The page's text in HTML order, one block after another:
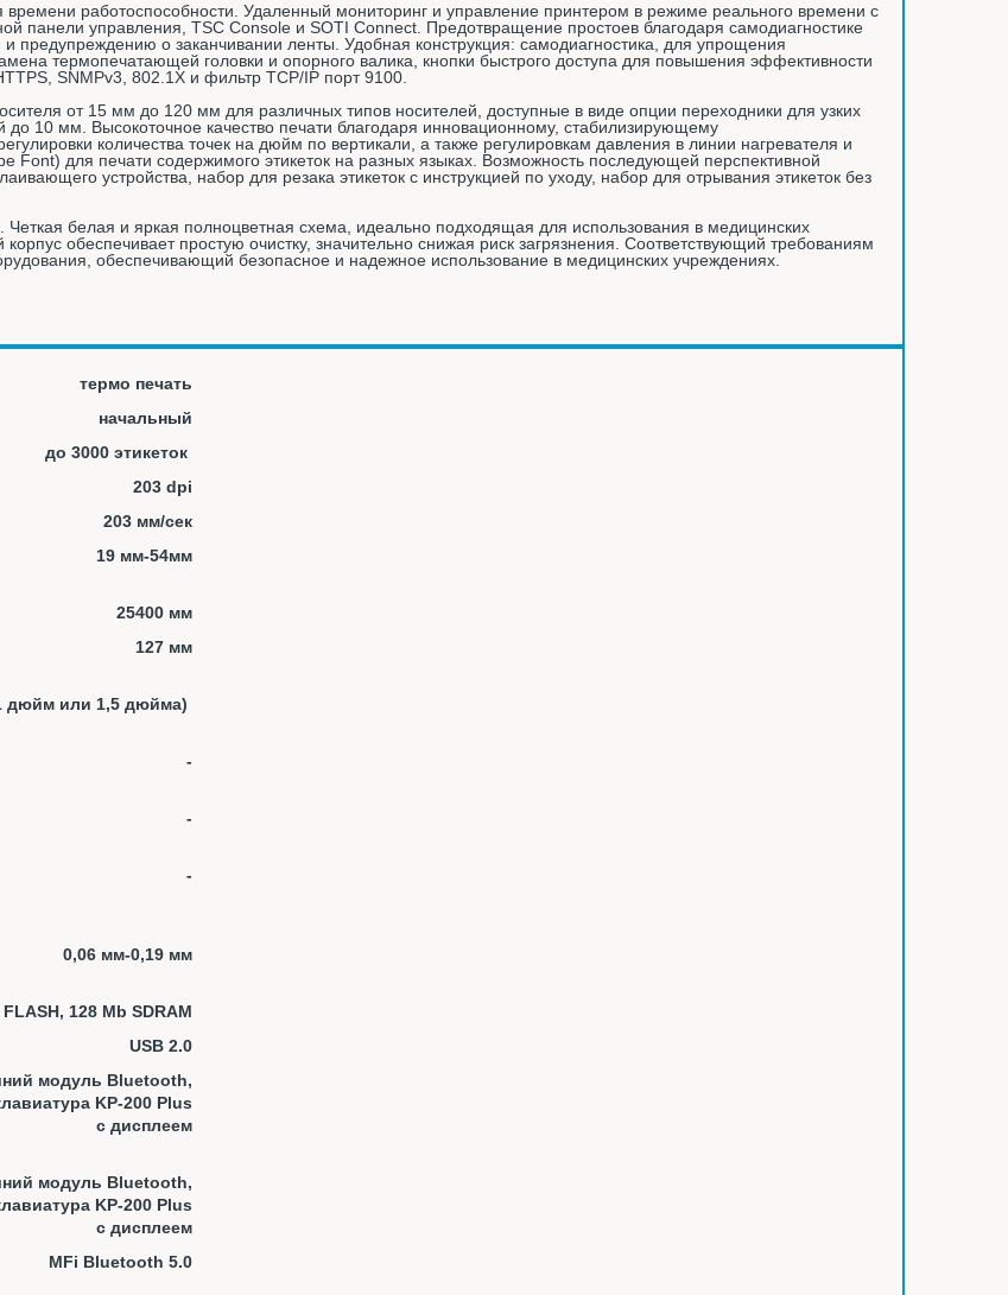
работоспособности. Удаленный мониторинг и управление принтером в режиме реального времени с
панели управления, TSC Console и SOTI Connect. Предотвращение простоев благодаря самодиагностике
предупреждению о заканчивании ленты. Удобная конструкция: самодиагностика, для упрощения
термопечатающей головки и опорного валика, кнопки быстрого доступа для повышения эффективности
SNMPv3, 802.1X и фильтр TCP/IP порт 9100.
от 15 мм до 120 мм для различных типов носителей, доступные в виде опции переходники для узких
до 10 мм. Высокоточное качество печати благодаря инновационному, стабилизирующему
количества точек на дюйм по вертикали, а также регулировкам давления в линии нагревателя и
для печати содержимого этикеток на разных языках. Возможность последующей перспективной
устройства, набор для резака этикеток с инструкцией по уходу, набор для отрывания этикеток без
белая и яркая полноцветная схема, идеально подходящая для использования в медицинских
обеспечивает простую очистку, значительно снижая риск загрязнения. Соответствующий требованиям
обеспечивающий безопасное и надежное использование в медицинских учреждениях.
термо печать
начальный
до 3000 этикеток
203 dpi
203 мм/сек
19 мм-54мм
25400 мм
127 мм
дюйм или 1,5 дюйма)
-
-
-
0,06 мм-0,19 мм
128 Mb SDRAM
USB 2.0
модуль Bluetooth,
KP-200 Plus
с дисплеем
модуль Bluetooth,
KP-200 Plus
с дисплеем
MFi Bluetooth 5.0